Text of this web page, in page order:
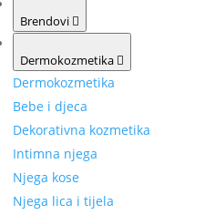
Brendovi
Dermokozmetika
Dermokozmetika
Bebe i djeca
Dekorativna kozmetika
Intimna njega
Njega kose
Njega lica i tijela